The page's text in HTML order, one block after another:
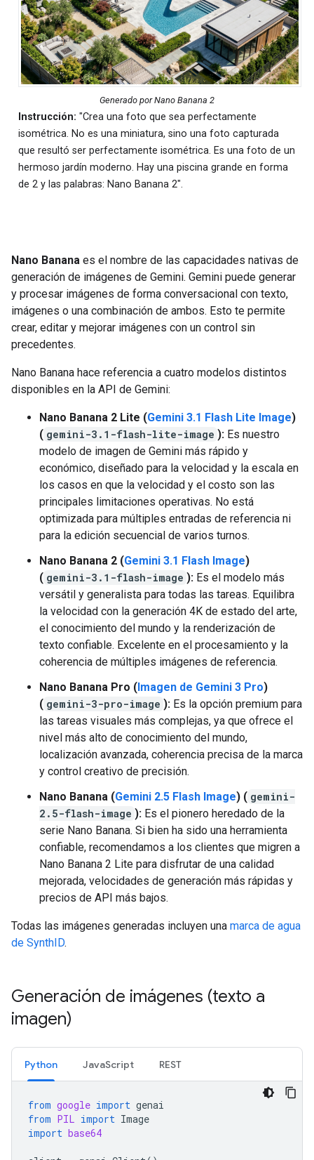
Generado por Nano Banana 2
Instrucción: "Crea una foto que sea perfectamente
isométrica. No es una miniatura, sino una foto capturada
que resultó ser perfectamente isométrica. Es una foto de un
hermoso jardín moderno. Hay una piscina grande en forma
de 2 y las palabras: Nano Banana 2".
Nano Banana es el nombre de las capacidades nativas de
generación de imágenes de Gemini. Gemini puede generar
y procesar imágenes de forma conversacional con texto,
imágenes o una combinación de ambos. Esto te permite
crear, editar y mejorar imágenes con un control sin
precedentes.
Nano Banana hace referencia a cuatro modelos distintos
disponibles en la API de Gemini:
Nano Banana 2 Lite (Gemini 3.1 Flash Lite Image)
( gemini-3.1-flash-lite-image ): Es nuestro
modelo de imagen de Gemini más rápido y
económico, diseñado para la velocidad y la escala en
los casos en que la velocidad y el costo son las
principales limitaciones operativas. No está
optimizada para múltiples entradas de referencia ni
para la edición secuencial de varios turnos.
Nano Banana 2 (Gemini 3.1 Flash Image)
( gemini-3.1-flash-image ): Es el modelo más
versátil y generalista para todas las tareas. Equilibra
la velocidad con la generación 4K de estado del arte,
el conocimiento del mundo y la renderización de
texto confiable. Excelente en el procesamiento y la
coherencia de múltiples imágenes de referencia.
Nano Banana Pro (Imagen de Gemini 3 Pro)
( gemini-3-pro-image ): Es la opción premium para
las tareas visuales más complejas, ya que ofrece el
nivel más alto de conocimiento del mundo,
localización avanzada, coherencia precisa de la marca
y control creativo de precisión.
Nano Banana (Gemini 2.5 Flash Image) ( gemini-
2.5-flash-image ): Es el pionero heredado de la
serie Nano Banana. Si bien ha sido una herramienta
confiable, recomendamos a los clientes que migren a
Nano Banana 2 Lite para disfrutar de una calidad
mejorada, velocidades de generación más rápidas y
precios de API más bajos.
Todas las imágenes generadas incluyen una marca de agua
de SynthID.
Generación de imágenes (texto a
imagen)
Python JavaScript REST
from google import genai
from PIL import Image
import base64